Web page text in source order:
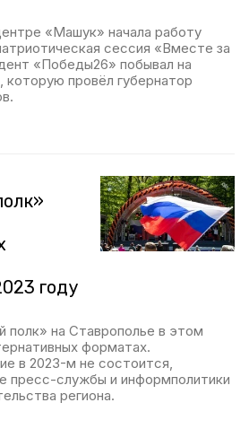
«Машук» начала работу
сессия «Вместе за
«Победы26» побывал на
провёл губернатор
году
на Ставрополье в этом
форматах.
в 2023-м не состоится,
пресс-службы и информполитики
региона.